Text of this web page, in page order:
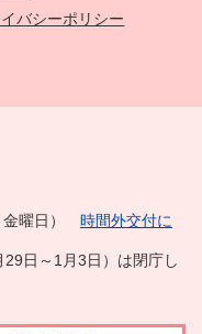
バシーポリシー
金曜日） 時間外交付に
日～1月3日）は閉庁し